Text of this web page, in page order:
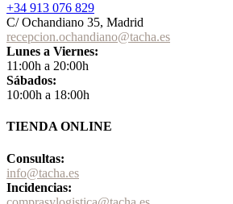
+34 913 076 829
C/ Ochandiano 35, Madrid
recepcion.ochandiano@tacha.es
Lunes a Viernes:
11:00h a 20:00h
Sábados:
10:00h a 18:00h
TIENDA ONLINE
Consultas:
info@tacha.es
Incidencias: